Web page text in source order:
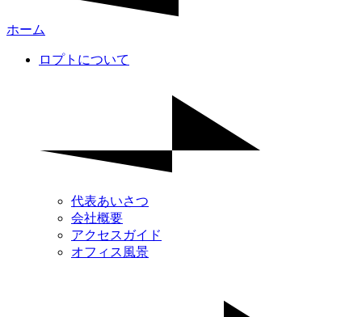
ホーム
ロプトについて
代表あいさつ
会社概要
アクセスガイド
オフィス風景